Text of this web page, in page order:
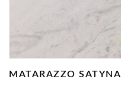
MATARAZZO SATYNA